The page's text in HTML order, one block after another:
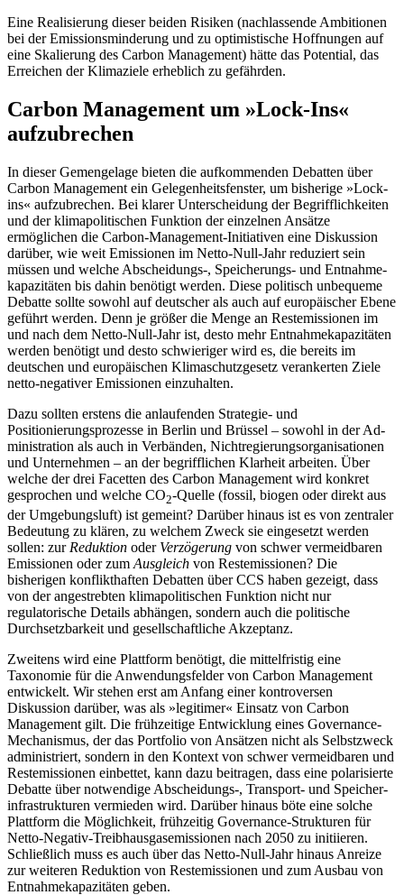
Eine Realisierung dieser beiden Risiken (nachlassende Ambitionen
bei der Emis­sionsminderung und zu optimistische Hoff­nungen auf
eine Skalierung des Carbon Management) hätte das Potential, das
Er­reichen der Klimaziele erheblich zu gefähr­den.
Carbon Management um »Lock‑Ins«
aufzubrechen
In dieser Gemengelage bieten die aufkommenden Debatten über
Carbon Management ein Gelegenheitsfenster, um bisherige »Lock-
ins« aufzubrechen. Bei klarer Unter­scheidung der Begrifflichkeiten
und der klimapolitischen Funktion der einzelnen Ansätze
ermöglichen die Carbon-Manage­ment-Initiativen eine Diskussion
darüber, wie weit Emissionen im Netto-Null-Jahr reduziert sein
müssen und welche Ab­scheidungs-, Speicherungs- und Entnahme­
kapazitäten bis dahin benötigt werden. Diese politisch unbequeme
Debatte sollte sowohl auf deutscher als auch auf europäischer Ebene
geführt werden. Denn je grö­ßer die Menge an Restemissionen im
und nach dem Netto-Null-Jahr ist, desto mehr Entnahmekapazitäten
werden benötigt und desto schwieriger wird es, die bereits im
deutschen und europäischen Klimaschutzgesetz verankerten Ziele
netto-negativer Emissionen einzuhalten.
Dazu sollten erstens die anlaufenden Strategie- und
Positionierungsprozesse in Berlin und Brüssel – sowohl in der Ad­
ministration als auch in Verbänden, Nicht­regierungsorganisationen
und Unternehmen – an der begrifflichen Klarheit arbei­ten. Über
welche der drei Facetten des Carbon Management wird konkret
gespro­chen und welche CO2-Quelle (fossil, biogen oder direkt aus
der Umgebungsluft) ist ge­meint? Darüber hinaus ist es von zentraler
Bedeutung zu klären, zu welchem Zweck sie eingesetzt werden
sollen: zur Reduktion oder Verzögerung von schwer vermeidbaren
Emissionen oder zum Ausgleich von Rest­emissionen? Die
bisherigen konflikthaften Debatten über CCS haben gezeigt, dass
von der angestrebten klimapolitischen Funktion nicht nur
regulatorische Details abhängen, sondern auch die politische
Durchsetzbarkeit und gesellschaftliche Akzeptanz.
Zweitens wird eine Plattform benötigt, die mittelfristig eine
Taxonomie für die Anwendungsfelder von Carbon Management
entwickelt. Wir stehen erst am An­fang einer kontroversen
Diskussion darüber, was als »legitimer« Einsatz von Carbon
Management gilt. Die frühzeitige Entwicklung eines Governance-
Mechanismus, der das Portfolio von Ansätzen nicht als Selbst­zweck
administriert, sondern in den Kon­text von schwer vermeidbaren und
Rest­emissionen einbettet, kann dazu beitragen, dass eine polarisierte
Debatte über notwen­dige Abscheidungs-, Transport- und Spei­cher­
infrastrukturen vermieden wird. Darüber hinaus böte eine solche
Plattform die Möglichkeit, frühzeitig Governance-Strukturen für
Netto-Negativ-Treibhaus­gasemissionen nach 2050 zu initiieren.
Schließlich muss es auch über das Netto-Null-Jahr hinaus Anreize
zur weiteren Reduktion von Restemissionen und zum Ausbau von
Entnahmekapazitäten geben.